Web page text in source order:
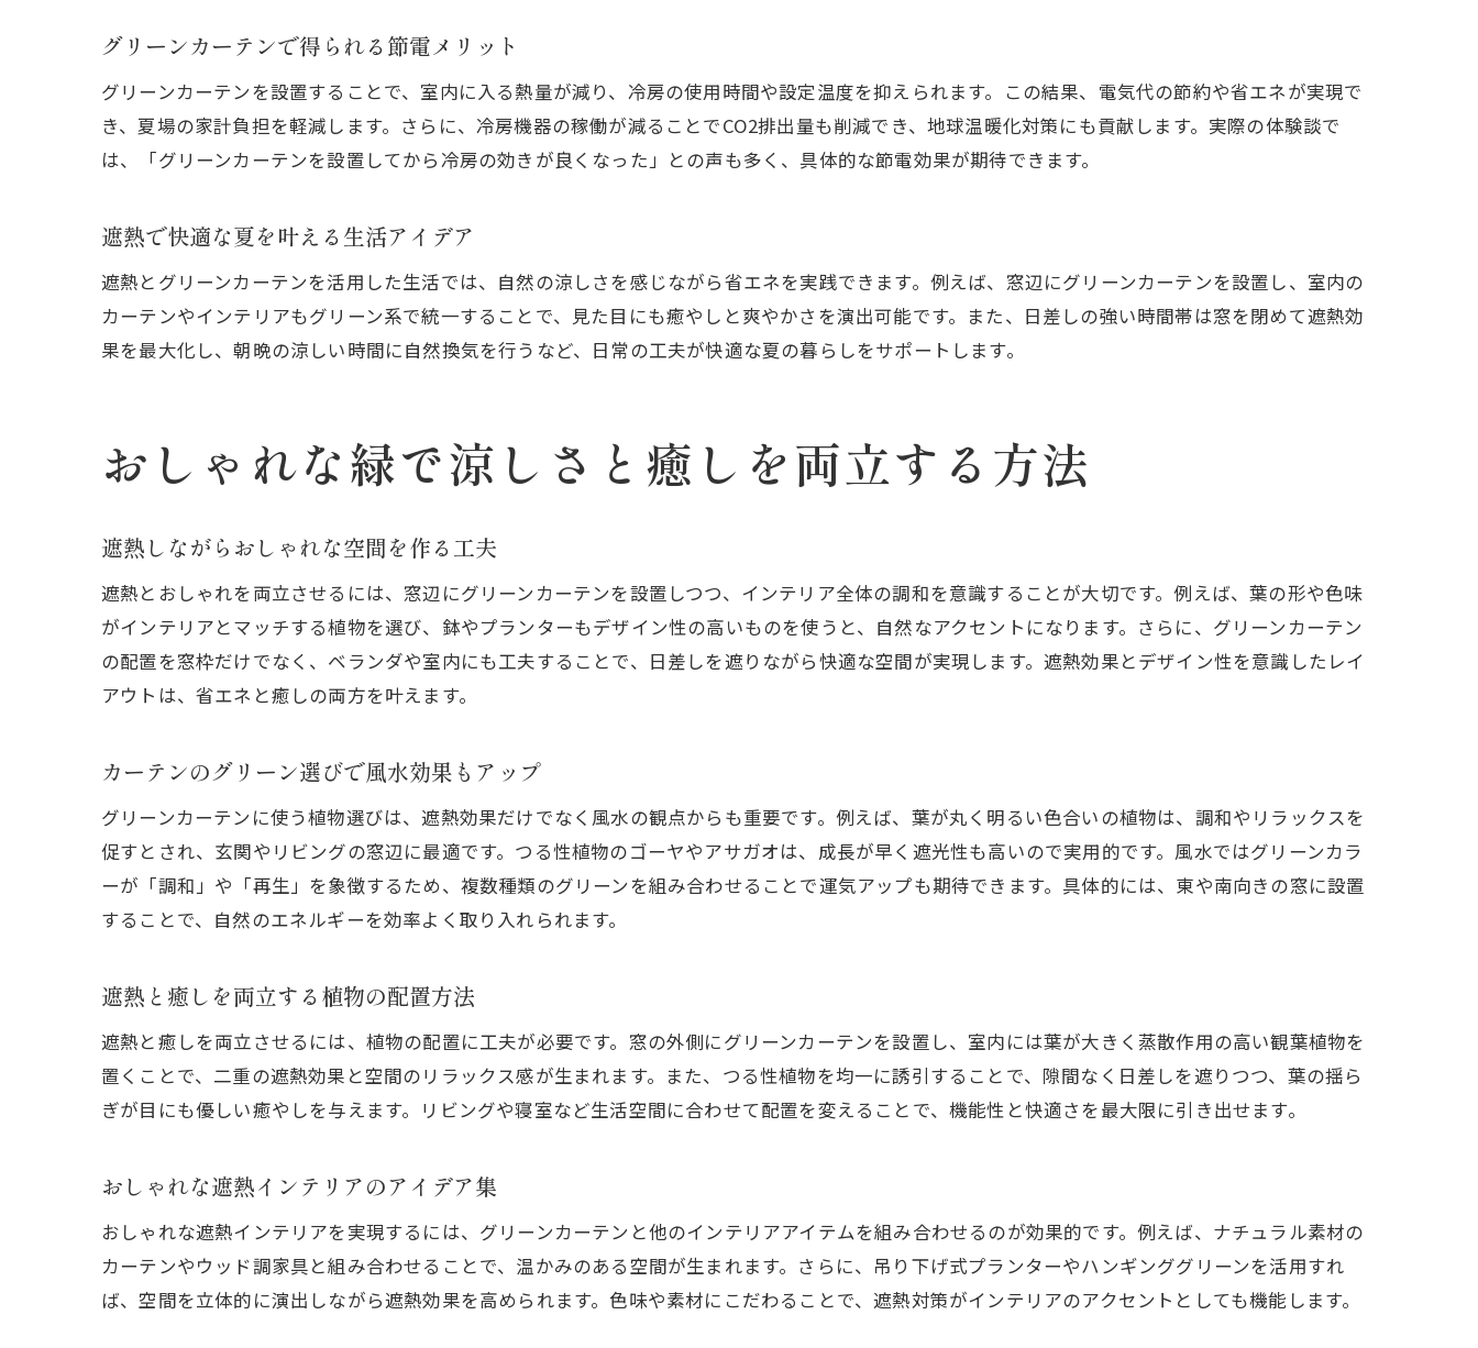
実際に感じる遮熱と涼しさの体感差を紹介
遮熱面でのグリーンカーテンの弱点とは
遮熱効果と手入れの手間を比較検証
快適な住まいを叶える遮熱アイデア集
遮熱で住まいの快適さを引き上げる工夫
遮熱に役立つグリーン小物や雑貨の選び方
遮熱を意識したレイアウトのコツとは
遮熱で省エネと温暖化防止を実践する方法
グリーンカーテンと遮熱でCO2削減に貢献
温暖化対策として注目の遮熱ポイント解説
体験談から学ぶ遮熱とグリーンカーテンの魅力
遮熱グリーンカーテン導入者のリアルな声
遮熱効果を実感した実際の体験談を紹介
グリーンカーテンで感じた快適な夏の思い出
グリーンカーテンで得られる節電メリット
グリーンカーテンを設置することで、室内に入る熱量が減り、冷房の使用時間や設定温度を抑えられます。この結果、電気代の節約や省エネが実現で
き、夏場の家計負担を軽減します。さらに、冷房機器の稼働が減ることでCO2排出量も削減でき、地球温暖化対策にも貢献します。実際の体験談で
は、「グリーンカーテンを設置してから冷房の効きが良くなった」との声も多く、具体的な節電効果が期待できます。
遮熱で快適な夏を叶える生活アイデア
遮熱とグリーンカーテンを活用した生活では、自然の涼しさを感じながら省エネを実践できます。例えば、窓辺にグリーンカーテンを設置し、室内の
カーテンやインテリアもグリーン系で統一することで、見た目にも癒やしと爽やかさを演出可能です。また、日差しの強い時間帯は窓を閉めて遮熱効
果を最大化し、朝晩の涼しい時間に自然換気を行うなど、日常の工夫が快適な夏の暮らしをサポートします。
おしゃれな緑で涼しさと癒しを両立する方法
遮熱しながらおしゃれな空間を作る工夫
遮熱とおしゃれを両立させるには、窓辺にグリーンカーテンを設置しつつ、インテリア全体の調和を意識することが大切です。例えば、葉の形や色味
がインテリアとマッチする植物を選び、鉢やプランターもデザイン性の高いものを使うと、自然なアクセントになります。さらに、グリーンカーテン
の配置を窓枠だけでなく、ベランダや室内にも工夫することで、日差しを遮りながら快適な空間が実現します。遮熱効果とデザイン性を意識したレイ
アウトは、省エネと癒しの両方を叶えます。
カーテンのグリーン選びで風水効果もアップ
グリーンカーテンに使う植物選びは、遮熱効果だけでなく風水の観点からも重要です。例えば、葉が丸く明るい色合いの植物は、調和やリラックスを
促すとされ、玄関やリビングの窓辺に最適です。つる性植物のゴーヤやアサガオは、成長が早く遮光性も高いので実用的です。風水ではグリーンカラ
ーが「調和」や「再生」を象徴するため、複数種類のグリーンを組み合わせることで運気アップも期待できます。具体的には、東や南向きの窓に設置
することで、自然のエネルギーを効率よく取り入れられます。
遮熱と癒しを両立する植物の配置方法
遮熱と癒しを両立させるには、植物の配置に工夫が必要です。窓の外側にグリーンカーテンを設置し、室内には葉が大きく蒸散作用の高い観葉植物を
置くことで、二重の遮熱効果と空間のリラックス感が生まれます。また、つる性植物を均一に誘引することで、隙間なく日差しを遮りつつ、葉の揺ら
ぎが目にも優しい癒やしを与えます。リビングや寝室など生活空間に合わせて配置を変えることで、機能性と快適さを最大限に引き出せます。
おしゃれな遮熱インテリアのアイデア集
おしゃれな遮熱インテリアを実現するには、グリーンカーテンと他のインテリアアイテムを組み合わせるのが効果的です。例えば、ナチュラル素材の
カーテンやウッド調家具と組み合わせることで、温かみのある空間が生まれます。さらに、吊り下げ式プランターやハンギンググリーンを活用すれ
ば、空間を立体的に演出しながら遮熱効果を高められます。色味や素材にこだわることで、遮熱対策がインテリアのアクセントとしても機能します。
お気軽にお問い合わせください
お気軽にお問い合わせください